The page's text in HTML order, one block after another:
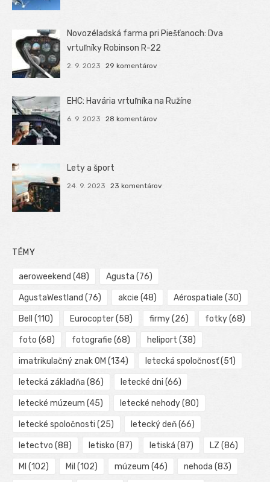
Novozéladská farma pri Piešťanoch: Dva
vrtuľníky Robinson R-22
2. 9. 2023 29 komentárov
EHC: Havária vrtuľníka na Ružíne
6. 9. 2023 28 komentárov
Lety a šport
24. 9. 2023 23 komentárov
TÉMY
aeroweekend (48) Agusta (76)
AgustaWestland (76) akcie (48) Aérospatiale (30)
Bell (110) Eurocopter(58) firmy(26) fotky(68)
foto (68) fotografie (68) heliport (38)
imatrikulačný znak OM (134) letecká spoločnosť(51)
letecká základňa (86) letecké dni (66)
letecké múzeum (45) letecké nehody(80)
letecké spoločnosti (25) letecký deň(66)
letectvo (88) letisko (87) letiská (87) LZ (86)
MI (102) Mil (102) múzeum (46) nehoda (83)